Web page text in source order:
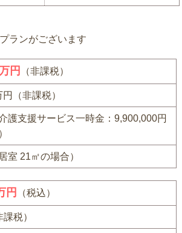
ランがございます
円 （非課税）
円（非課税）
護支援サービス一時金：9,900,000円
室 21㎡の場合）
円 （税込）
税）